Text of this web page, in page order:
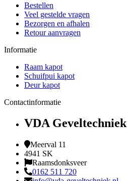
Bestellen
Veel gestelde vragen
Bezorgen en afhalen
Retour aanvragen
Informatie
Raam kapot
Schuifpui kapot
Deur kapot
Contactinformatie
VDA Geveltechniek
Meerval 11
4941 SK
Raamsdonksveer
0162 511 720